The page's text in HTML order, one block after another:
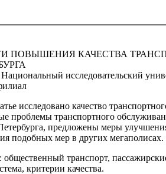
ПОВЫШЕНИЯ КАЧЕСТВА
исследовательский
исследовано качество
проблемы транспортного
предложены меры
подобных мер в других мегаполисах.
транспорт,
критерии качества.